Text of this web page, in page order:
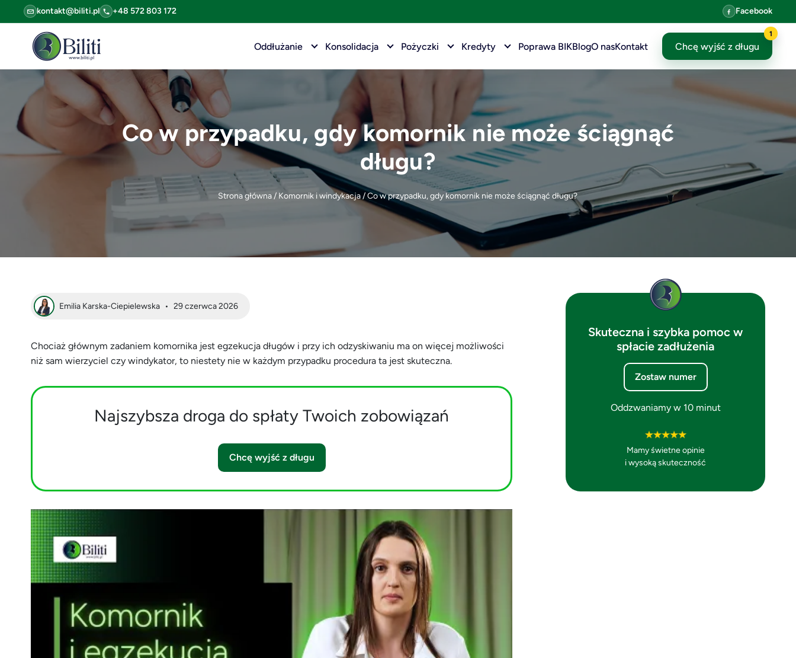
kontakt@biliti.pl +48 572 803 172 Facebook
Oddłużanie Konsolidacja Pożyczki Kredyty Poprawa BIKBlogO nasKontakt Chcę wyjść z długu
1
Co w przypadku, gdy komornik nie może ściągnąć
długu?
Strona główna/ Komornik i windykacja/Co w przypadku, gdy komornik nie może ściągnąć długu?
Emilia Karska-Ciepielewska • 29 czerwca 2026
Chociaż głównym zadaniem komornika jest egzekucja długów i przy ich odzyskiwaniu ma on więcej możliwości
niż sam wierzyciel czy windykator, to niestety nie w każdym przypadku procedura ta jest skuteczna.
Najszybsza droga do spłaty Twoich zobowiązań
Chcę wyjść z długu
Skuteczna i szybka pomoc w
spłacie zadłużenia
Zostaw numer
Oddzwaniamy w 10 minut
Mamy świetne opinie
i wysoką skuteczność